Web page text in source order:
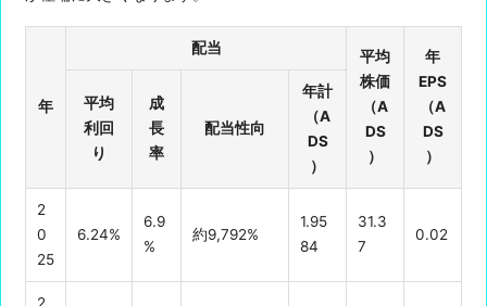
年
配当
平均
株価
（A
DS
）
年
EPS
（A
DS
）
平均
利回
り
成
長
率
配当性向
年計
（A
DS
）
2
0
25
6.24%
6.9
%
約9,792%
1.95
84
31.3
7
0.02